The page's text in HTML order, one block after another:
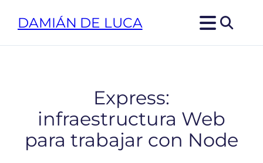
DAMIÁN DE LUCA
Express:
infraestructura Web
para trabajar con Node